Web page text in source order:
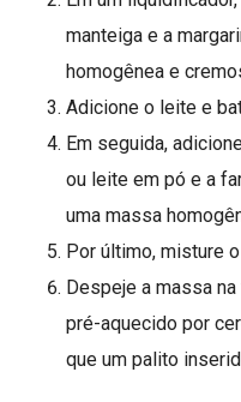
manteiga e a
homogênea e
Adicione o leite e
Em seguida,
ou leite em pó e a
uma massa
Por último, misture
Despeje a massa
pré-aquecido por
que um palito